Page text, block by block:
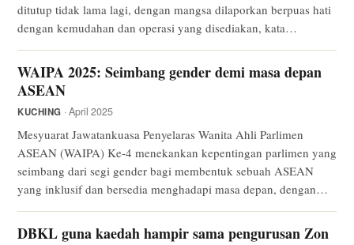
ditutup tidak lama lagi, dengan mangsa dilaporkan berpuas hati
dengan kemudahan dan operasi yang disediakan, kata…
WAIPA 2025: Seimbang gender demi masa depan
ASEAN
KUCHING · April 2025
Mesyuarat Jawatankuasa Penyelaras Wanita Ahli Parlimen
ASEAN (WAIPA) Ke-4 menekankan kepentingan parlimen yang
seimbang dari segi gender bagi membentuk sebuah ASEAN
yang inklusif dan bersedia menghadapi masa depan, dengan…
DBKL guna kaedah hampir sama pengurusan Zon